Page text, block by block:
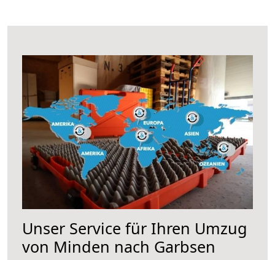
Unser Service für Ihren Umzug
von Minden nach Garbsen